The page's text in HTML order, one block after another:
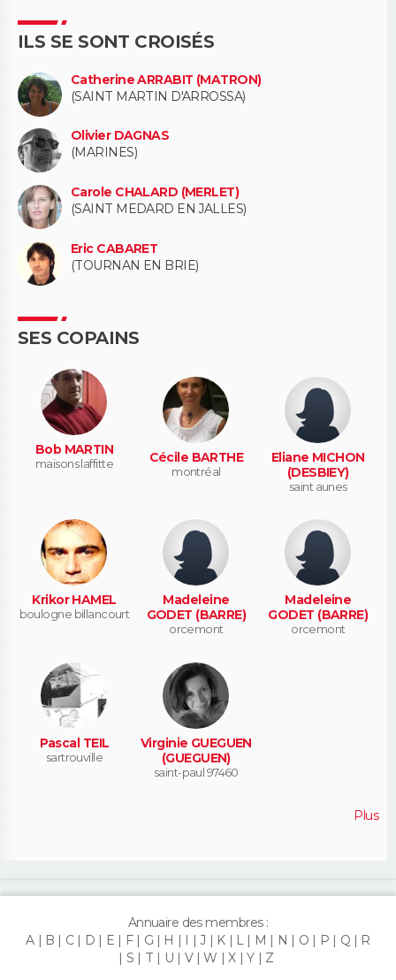
ILS SE SONT CROISÉS
Catherine ARRABIT (MATRON)
(SAINT MARTIN D'ARROSSA)
Olivier DAGNAS
(MARINES)
Carole CHALARD (MERLET)
(SAINT MEDARD EN JALLES)
Eric CABARET
(TOURNAN EN BRIE)
SES COPAINS
Bob MARTIN
maisons laffitte Cécile BARTHE
montréal
Eliane MICHON
(DESBIEY)
saint aunes
Krikor HAMEL
boulogne billancourt
Madeleine
GODET (BARRE)
orcemont
Madeleine
GODET (BARRE)
orcemont
Pascal TEIL
sartrouville
Virginie GUEGUEN
(GUEGUEN)
saint-paul 97460
Plus
Annuaire des membres :
A
B C D E F G H I J K L M N O P Q
R
S
T U V W X Y Z